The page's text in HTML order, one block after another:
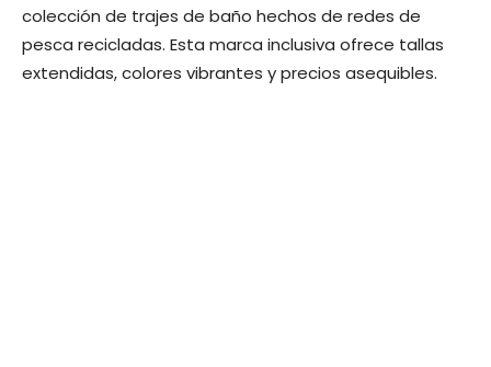
colección de trajes de baño hechos de redes de
pesca recicladas. Esta marca inclusiva ofrece tallas
extendidas, colores vibrantes y precios asequibles.